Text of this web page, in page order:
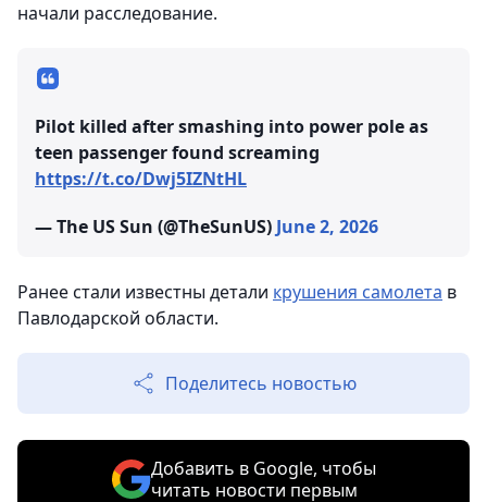
начали расследование.
Pilot killed after smashing into power pole as
teen passenger found screaming
https://t.co/Dwj5IZNtHL
— The US Sun (@TheSunUS) June 2, 2026
Ранее стали известны детали крушения самолета в
Павлодарской области.
Поделитесь новостью
Добавить в Google, чтобы
читать новости первым